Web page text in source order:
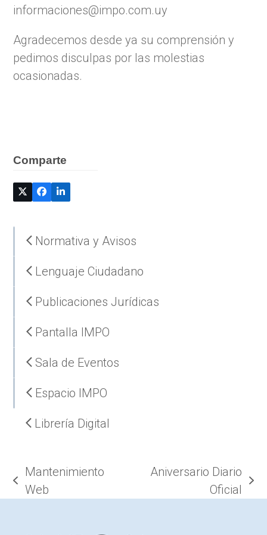
informaciones@impo.com.uy
Agradecemos desde ya su comprensión y
pedimos disculpas por las molestias
ocasionadas.
Comparte
Normativa y Avisos
Lenguaje Ciudadano
Publicaciones Jurídicas
Pantalla IMPO
Sala de Eventos
Espacio IMPO
Librería Digital
previous
Mantenimiento
Web
Aniversario Diario
Oficial